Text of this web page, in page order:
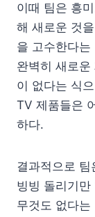
이때 팀은 흥
해 새로운 것
을 고수한다
완벽히 새로
이 없다는 식
TV 제품들은
하다.
결과적으로
빙빙 돌리기
무것도 없다